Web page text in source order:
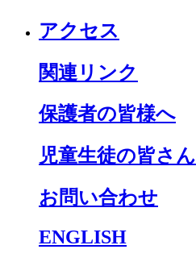
アクセス
関連リンク
保護者の皆様へ
児童生徒の皆さん
お問い合わせ
ENGLISH